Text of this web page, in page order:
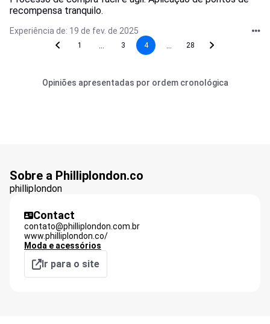
recompensa tranquilo.
Experiência de: 19 de fev. de 2025
1 3 4 28
Opiniões apresentadas por ordem cronológica
Sobre a Philliplondon.co
philliplondon
Contact
contato@philliplondon.com.br
www.philliplondon.co/
Moda e acessórios
Ir para o site